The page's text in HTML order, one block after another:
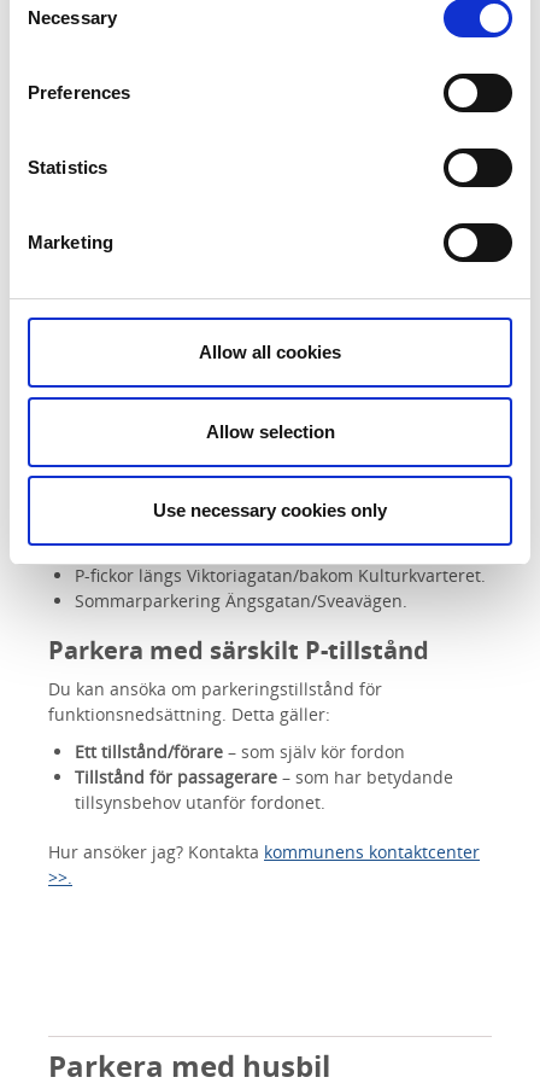
Selection
Necessary
Preferences
Statistics
Marketing
Allow all cookies
Allow selection
Use necessary cookies only
Marknadsgatan vid Guldkroksskolan. Två
Via app -
LADDKABEL
Egen laddkabel gäller.
1 x laddkabel, typ 2, finns för utlåning på
och kopia av legitimation).
Parkera med båtkärra
4 platser i hamnområdet (kostnad juni-augusti)
P-fickor utmed Floragatan.
P-fickor längs Viktoriagatan/bakom Kulturkvarteret.
Sommarparkering Ängsgatan/Sveavägen.
Parkera med särskilt P-tillstånd
Du kan ansöka om parkeringstillstånd för
funktionsnedsättning. Detta gäller:
Ett tillstånd/förare – som själv kör fordon
Tillstånd för passagerare – som har betydande
tillsynsbehov utanför fordonet.
Hur ansöker jag? Kontakta kommunens kontaktcenter
>>.
Parkera med husbil